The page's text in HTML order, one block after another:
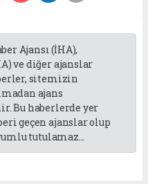
Ajansı (İHA),
ve diğer ajanslar
sitemizin
ajans
Bu haberlerde yer
geçen ajanslar olup
tutulamaz...